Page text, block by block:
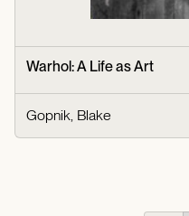
Warhol: A Life as Art
Gopnik, Blake